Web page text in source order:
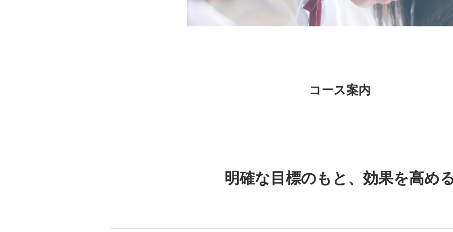
コース案内
明確な目標のもと、 効果を高め